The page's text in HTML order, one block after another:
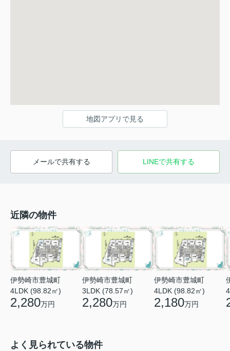
地図アプリで見る
メールで共有する LINEで共有する
近隣の物件
伊勢崎市豊城町
4LDK (98.82㎡)
2,280万円
伊勢崎市豊城町
3LDK (78.57㎡)
2,280万円
伊勢崎市豊城町
4LDK (98.82㎡)
2,180万円
よく見られている物件